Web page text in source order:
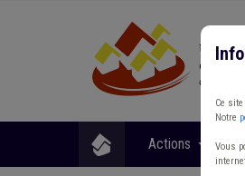
Actions
Ce
Notre
Vous